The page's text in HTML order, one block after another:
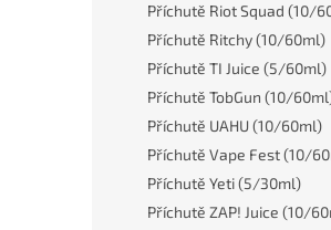
Příchutě Riot Squad (10/
Příchutě Ritchy (10/60ml)
Příchutě TI Juice (5/60ml)
Příchutě TobGun (10/
Příchutě UAHU (10/60ml)
Příchutě Vape Fest (10/
Příchutě Yeti (5/30ml)
Příchutě ZAP! Juice (10/